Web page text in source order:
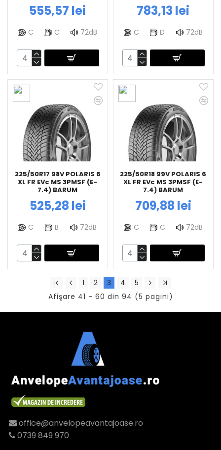
555,57 lei
C C 72dB
783,13 lei
C D 72dB
225/50R17 98V POLARIS 6
XL FR EVc MS 3PMSF (E-
7.4) BARUM
525,28 lei
C B 72dB
225/50R18 99V POLARIS 6
XL FR EVc MS 3PMSF (E-
7.4) BARUM
709,88 lei
C C 72dB
1 2 3 4
5
Afişare 41 - 60 din 94 (5 pagini)
office@anvelopeavantajoase.ro
0739 849 970